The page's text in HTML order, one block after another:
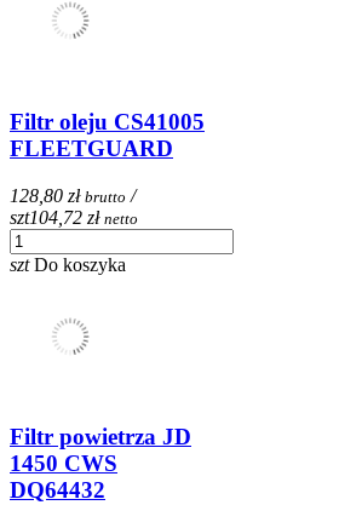
Filtr oleju CS41005
FLEETGUARD
128,80 zł brutto /
szt104,72 zł netto
szt Do koszyka
Filtr powietrza JD
1450 CWS
DQ64432